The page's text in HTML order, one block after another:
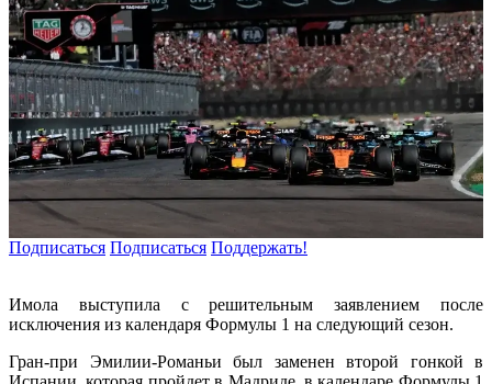
Подписаться Подписаться Поддержать!
Имола выступила с решительным заявлением после
исключения из календаря Формулы 1 на следующий сезон.
Гран-при Эмилии-Романьи был заменен второй гонкой в